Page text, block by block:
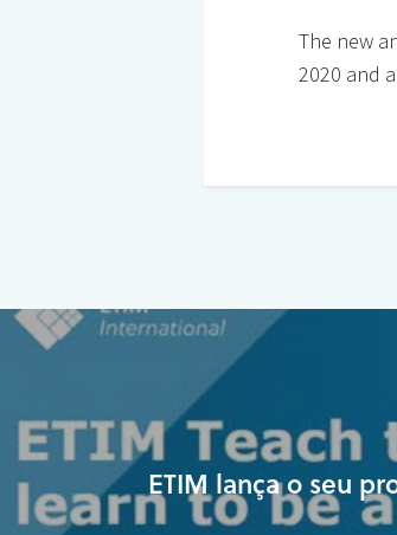
The new
2020 and
ETIM lança o seu